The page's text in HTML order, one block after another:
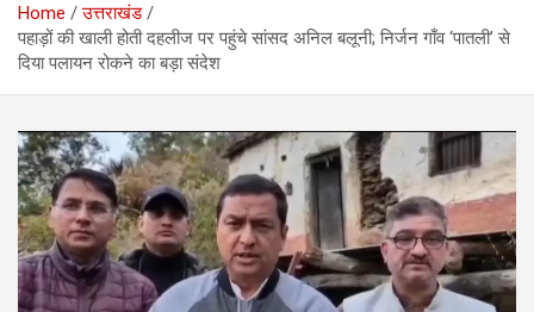
Home
उत्तराखंड
पहाड़ों की खाली होती दहलीज पर पहुंचे सांसद अनिल बलूनी; निर्जन गाँव ‘पातली’ से
दिया पलायन रोकने का बड़ा संदेश